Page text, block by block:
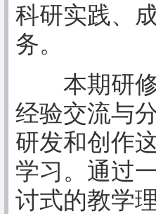
科研实践、
务。
本期研修
经验交流与
研发和创作
学习。通过
讨式的教学